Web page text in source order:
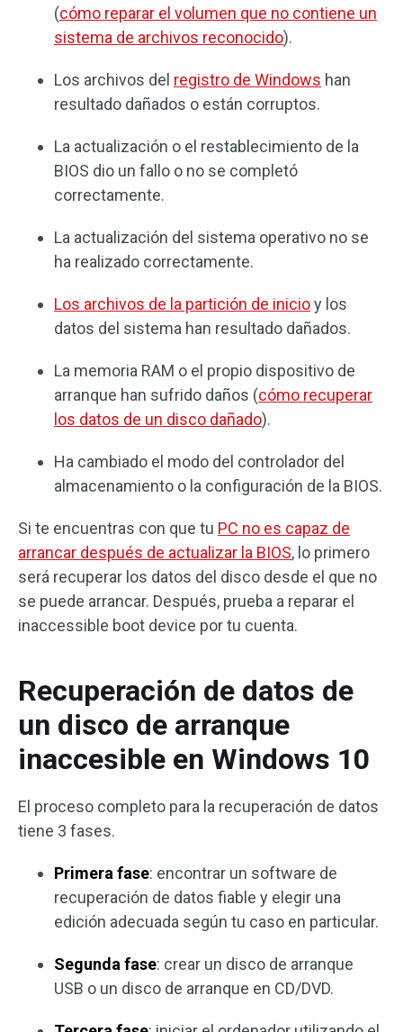
(cómo reparar el volumen que no contiene un
sistema de archivos reconocido).
Los archivos del registro de Windows han
resultado dañados o están corruptos.
La actualización o el restablecimiento de la
BIOS dio un fallo o no se completó
correctamente.
La actualización del sistema operativo no se
ha realizado correctamente.
Los archivos de la partición de inicioy los
datos del sistema han resultado dañados.
La memoria RAM o el propio dispositivo de
arranque han sufrido daños (cómo recuperar
los datos de un disco dañado).
Ha cambiado el modo del controlador del
almacenamiento o la configuración de la BIOS.
Si te encuentras con que tu PC no es capaz de
arrancar después de actualizar la BIOS, lo primero
será recuperar los datos del disco desde el que no
se puede arrancar. Después, prueba a reparar el
inaccessible boot device por tu cuenta.
Recuperación de datos de
un disco de arranque
inaccesible en Windows 10
El proceso completo para la recuperación de datos
tiene 3 fases.
Primera fase: encontrar un software de
recuperación de datos fiable y elegir una
edición adecuada según tu caso en particular.
Segunda fase: crear un disco de arranque
USB o un disco de arranque en CD/DVD.